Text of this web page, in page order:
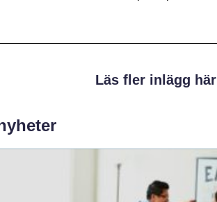
Läs fler inlägg här